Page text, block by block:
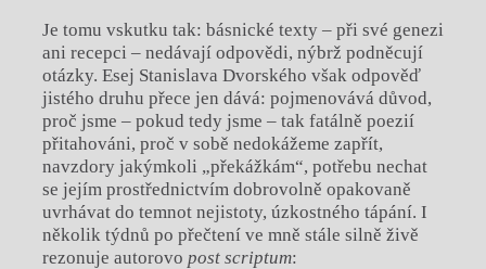
Je tomu vskutku tak: básnické texty – při své genezi
ani recepci – nedávají odpovědi, nýbrž podněcují
otázky. Esej Stanislava Dvorského však odpověď
jistého druhu přece jen dává: pojmenovává důvod,
proč jsme – pokud tedy jsme – tak fatálně poezií
přitahováni, proč v sobě nedokážeme zapřít,
navzdory jakýmkoli „překážkám“, potřebu nechat
se jejím prostřednictvím dobrovolně opakovaně
uvrhávat do temnot nejistoty, úzkostného tápání. I
několik týdnů po přečtení ve mně stále silně živě
rezonuje autorovo post scriptum: